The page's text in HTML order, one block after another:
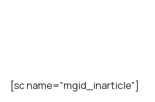
[sc name=”mgid_inarticle”]